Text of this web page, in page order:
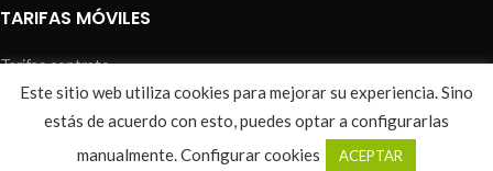
TARIFAS MÓVILES
Tarifas contrato
Tarifas prepago
WIREDOSAFE Aviso Legal Política de Cookies |Sitemap
Este sitio web utiliza cookies para mejorar su experiencia. Sino
estás de acuerdo con esto, puedes optar a configurarlas
manualmente.Configurar cookies ACEPTAR